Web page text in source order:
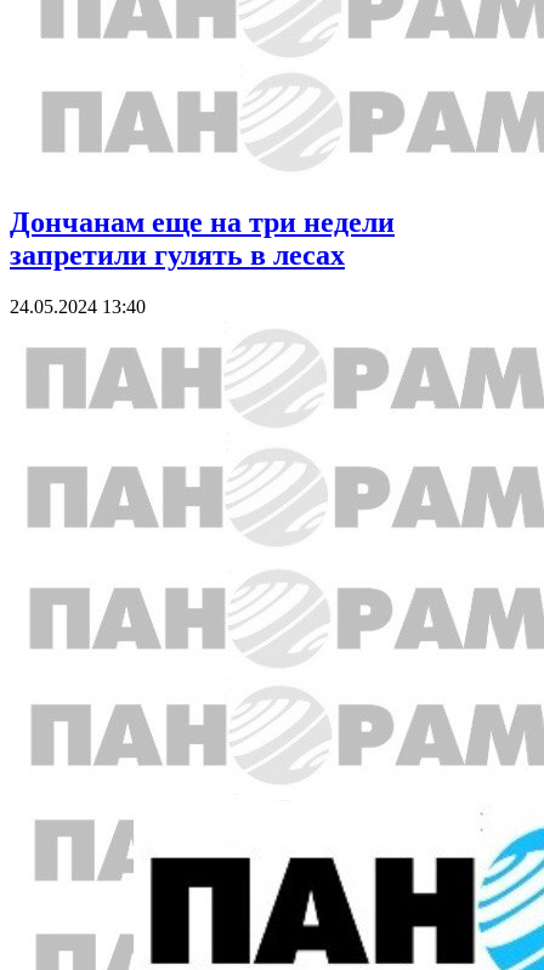
Дончанам еще на три недели
запретили гулять в лесах
24.05.2024 13:40